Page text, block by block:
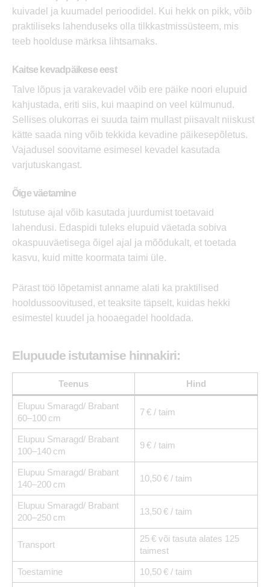
kuivadel ja kuumadel perioodidel. Kui hekk on pikk, võib
praktiliseks lahenduseks olla tilkkastmissüsteem, mis
teeb hoolduse märksa lihtsamaks.
Kaitse kevadpäikese eest
Talve lõpus ja varakevadel võib ere päike noori elupuid
kahjustada, eriti siis, kui maapind on veel külmunud.
Sellises olukorras ei suuda taim mullast piisavalt niiskust
kätte saada ning võib tekkida kevadine päikesepõletus.
Vajadusel soovitame esimesel kevadel kasutada
varjutuskangast.
Õige väetamine
Istutuse ajal võib kasutada juurdumist toetavaid
lahendusi. Edaspidi tuleks elupuid väetada sobiva
okaspuuväetisega õigel ajal ja mõõdukalt, et toetada
kasvu, kuid mitte koormata taimi üle.
Pärast töö lõpetamist anname alati ka praktilised
hooldussoovitused, et teaksite täpselt, kuidas hekki
esimestel kuudel ja hooaegadel hooldada.
Elupuude istutamise hinnakiri:
Teenus Hind
Elupuu Smaragd/ Brabant
60–100 cm
7 € / taim
Elupuu Smaragd/ Brabant
100–140 cm
9 € / taim
Elupuu Smaragd/ Brabant
140–200 cm
10,50 € / taim
Elupuu Smaragd/ Brabant
200–250 cm
13,50 € / taim
Transport
25 € või tasuta alates 125
taimest
Toestamine 10,50 € / taim